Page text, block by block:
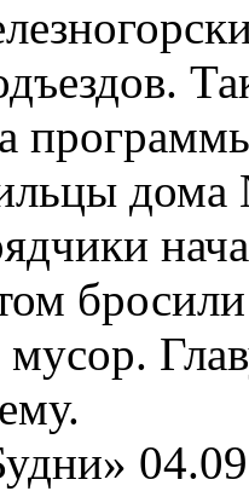
бросили